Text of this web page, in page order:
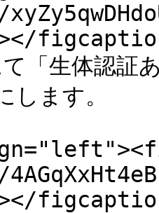
「生体認証
します。